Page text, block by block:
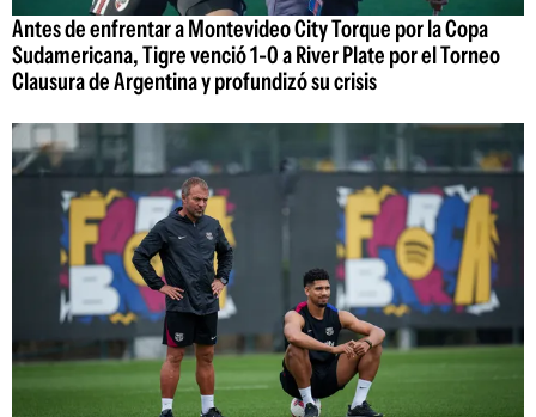
Antes de enfrentar a Montevideo City Torque por la Copa
Sudamericana, Tigre venció 1-0 a River Plate por el Torneo
Clausura de Argentina y profundizó su crisis